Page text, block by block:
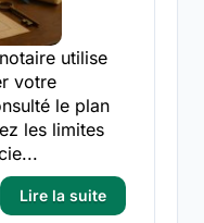
utilise
votre
le plan
les limites
Lire la suite